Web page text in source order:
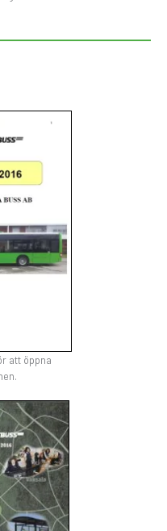
att öppna